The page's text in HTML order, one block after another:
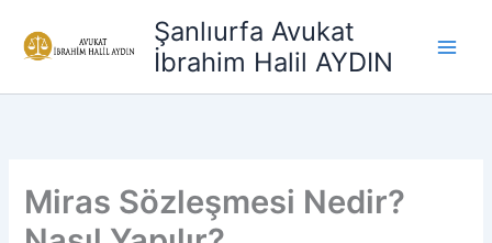
atla
Şanlıurfa Avukat
İbrahim Halil AYDIN
Miras Sözleşmesi Nedir?